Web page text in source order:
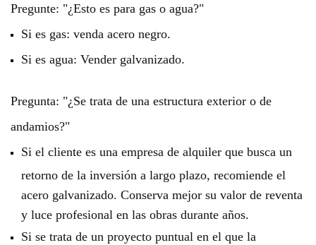
Pregunte: "¿Esto es para gas o agua?"
Si es gas: venda acero negro.
Si es agua: Vender galvanizado.
Pregunta: "¿Se trata de una estructura exterior o de
andamios?"
Si el cliente es una empresa de alquiler que busca un
retorno de la inversión a largo plazo, recomiende el
acero galvanizado. Conserva mejor su valor de reventa
y luce profesional en las obras durante años.
Si se trata de un proyecto puntual en el que la